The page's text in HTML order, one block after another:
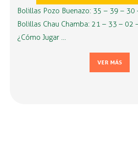
Bolillas Pozo Buenazo: 35 – 39 –
Bolillas Chau Chamba: 21 – 33 – 02
¿Cómo Jugar …
VER MÁS